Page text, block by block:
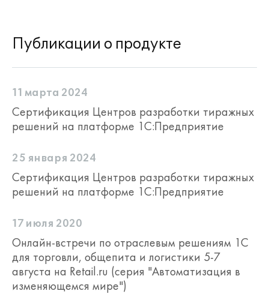
Публикации о продукте
11 марта 2024
Сертификация Центров разработки тиражных
решений на платформе 1С:Предприятие
25 января 2024
Сертификация Центров разработки тиражных
решений на платформе 1С:Предприятие
17 июля 2020
Онлайн-встречи по отраслевым решениям 1С
для торговли, общепита и логистики 5-7
августа на Retail.ru (серия "Автоматизация в
изменяющемся мире")